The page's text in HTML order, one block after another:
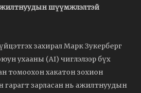
ажилтнуудын шүүмжлэлтэй
захирал Марк Зукерберг
ухааны (AI) чиглэлээр бүх
томоохон хакатон зохион
гарагт зарласан нь ажилтнуудын